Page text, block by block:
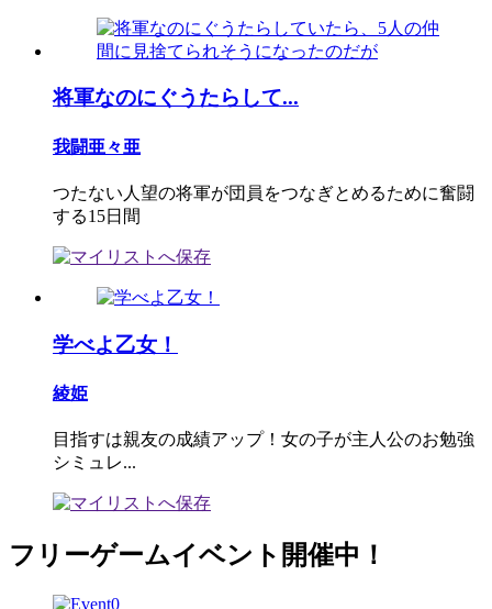
将軍なのにぐうたらして...
我闘亜々亜
つたない人望の将軍が団員をつなぎとめるために奮闘
する15日間
学べよ乙女！
綾姫
目指すは親友の成績アップ！女の子が主人公のお勉強
シミュレ...
フリーゲームイベント開催中！